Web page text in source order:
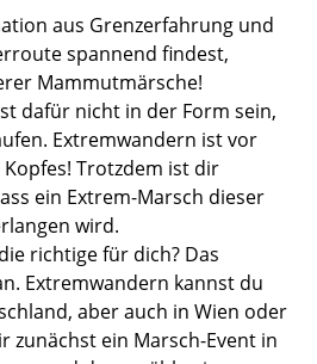
aus Grenzerfahrung und
spannend findest,
Mammutmärsche!
dafür nicht in der Form sein,
Extremwandern ist vor
Trotzdem ist dir
ein Extrem-Marsch dieser
wird.
richtige für dich? Das
Extremwandern kannst du
aber auch in Wien oder
zunächst ein Marsch-Event in